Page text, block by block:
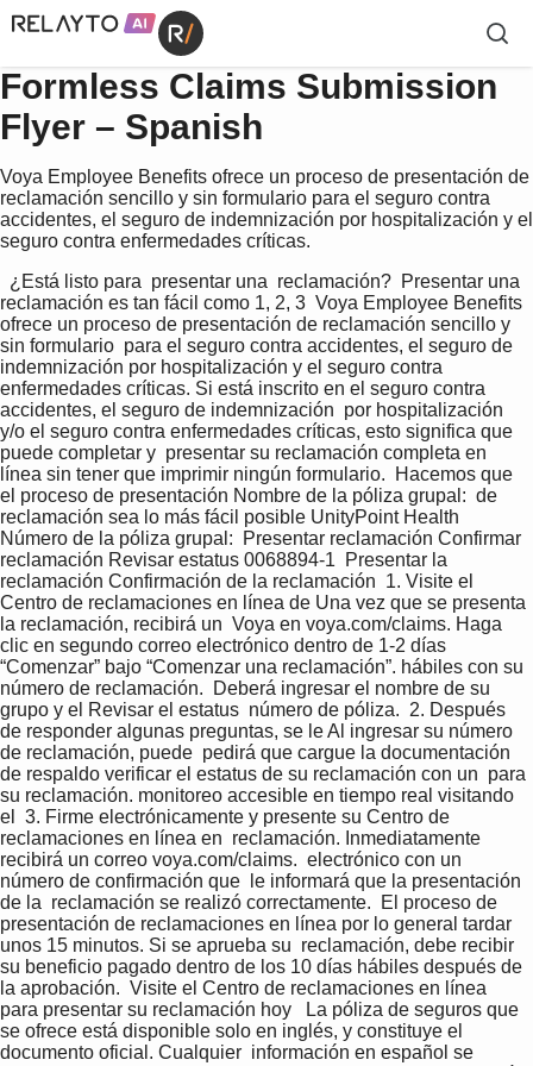
Formless Claims Submission
Flyer – Spanish
Voya Employee Benefits ofrece un proceso de presentación de
reclamación sencillo y sin formulario para el seguro contra
accidentes, el seguro de indemnización por hospitalización y el
seguro contra enfermedades críticas.
reclamación es tan fácil como 1, 2, 3  Voya Employee Benefits
ofrece un proceso de presentación de reclamación sencillo y
sin formulario  para el seguro contra accidentes, el seguro de
indemnización por hospitalización y el seguro contra
enfermedades críticas. Si está inscrito en el seguro contra
accidentes, el seguro de indemnización  por hospitalización
y/o el seguro contra enfermedades críticas, esto significa que
puede completar y  presentar su reclamación completa en
línea sin tener que imprimir ningún formulario.  Hacemos que
el proceso de presentación Nombre de la póliza grupal:  de
reclamación sea lo más fácil posible UnityPoint Health
Número de la póliza grupal:  Presentar reclamación Confirmar
reclamación Revisar estatus 0068894-1  Presentar la
reclamación Confirmación de la reclamación  1. Visite el
Centro de reclamaciones en línea de Una vez que se presenta
la reclamación, recibirá un  Voya en voya.com/claims. Haga
clic en segundo correo electrónico dentro de 1-2 días
“Comenzar” bajo “Comenzar una reclamación”. hábiles con su
número de reclamación.  Deberá ingresar el nombre de su
grupo y el Revisar el estatus  número de póliza.  2. Después
de responder algunas preguntas, se le Al ingresar su número
de reclamación, puede  pedirá que cargue la documentación
de respaldo verificar el estatus de su reclamación con un  para
su reclamación. monitoreo accesible en tiempo real visitando
el  3. Firme electrónicamente y presente su Centro de
reclamaciones en línea en  reclamación. Inmediatamente
recibirá un correo voya.com/claims.  electrónico con un
número de confirmación que  le informará que la presentación
de la  reclamación se realizó correctamente.  El proceso de
presentación de reclamaciones en línea por lo general tardar
unos 15 minutos. Si se aprueba su  reclamación, debe recibir
su beneficio pagado dentro de los 10 días hábiles después de
la aprobación.  Visite el Centro de reclamaciones en línea
para presentar su reclamación hoy   La póliza de seguros que
se ofrece está disponible solo en inglés, y constituye el
documento oficial. Cualquier  información en español se